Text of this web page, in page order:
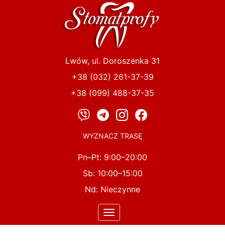
Lwów, ul. Doroszenka 31
+38 (032) 261-37-39
+38 (099) 488-37-35
WYZNACZ TRASĘ
Pn–Pt: 9:00–20:00
Sb: 10:00–15:00
Nd: Nieczynne
Toggle
navigation